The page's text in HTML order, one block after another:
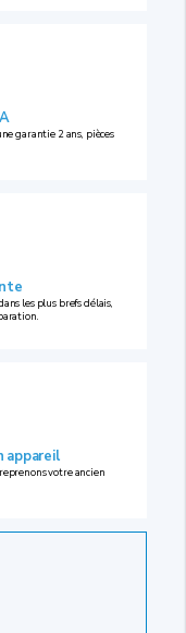
garantie 2 ans, pièces
les plus brefs délais,
appareil
votre ancien